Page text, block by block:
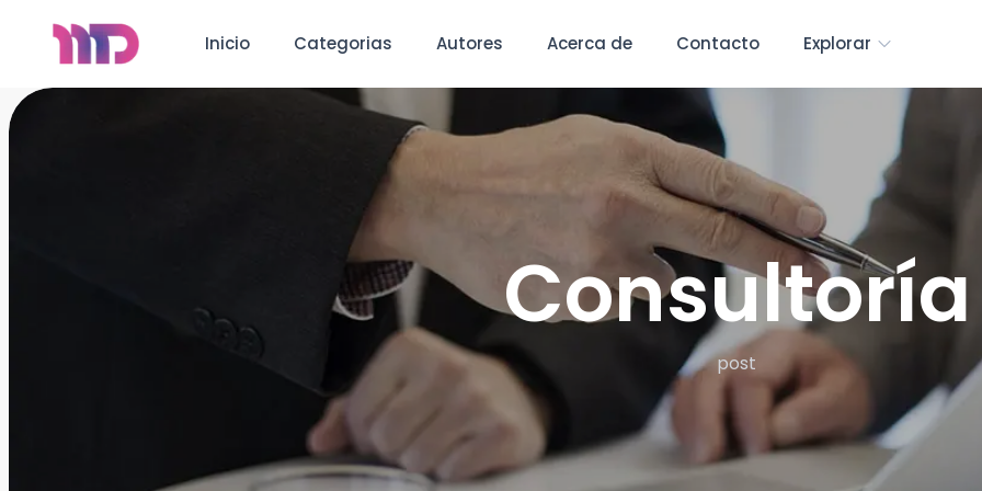
Inicio Categorias Autores Acerca de Contacto Explorar
Consultoría
post